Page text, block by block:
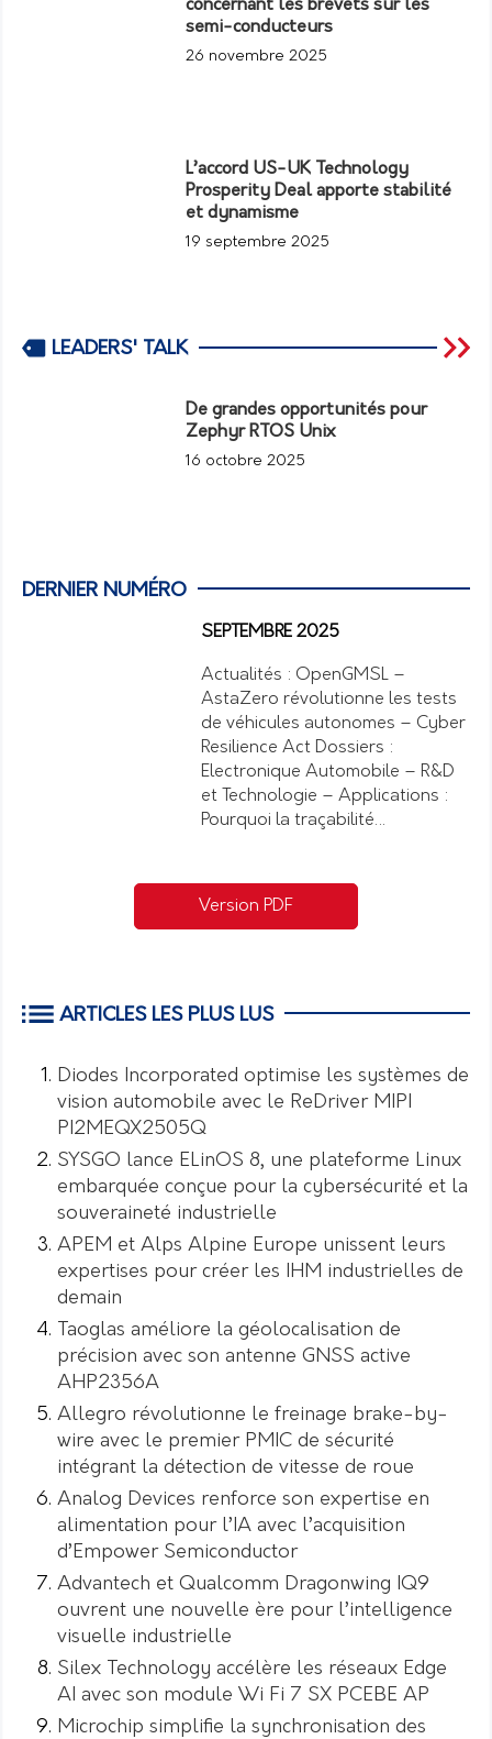
concernant les brevets sur les
semi-conducteurs
26 novembre 2025
L’accord US-UK Technology
Prosperity Deal apporte stabilité
et dynamisme
19 septembre 2025
LEADERS' TALK
De grandes opportunités pour
Zephyr RTOS Unix
16 octobre 2025
DERNIER NUMÉRO
SEPTEMBRE 2025
Actualités : OpenGMSL –
AstaZero révolutionne les tests
de véhicules autonomes – Cyber
Resilience Act Dossiers :
Electronique Automobile – R&D
et Technologie – Applications :
Pourquoi la traçabilité…
Version PDF
ARTICLES LES PLUS LUS
Diodes Incorporated optimise les systèmes de
vision automobile avec le ReDriver MIPI
PI2MEQX2505Q
SYSGO lance ELinOS 8, une plateforme Linux
embarquée conçue pour la cybersécurité et la
souveraineté industrielle
APEM et Alps Alpine Europe unissent leurs
expertises pour créer les IHM industrielles de
demain
Taoglas améliore la géolocalisation de
précision avec son antenne GNSS active
AHP2356A
Allegro révolutionne le freinage brake-by-
wire avec le premier PMIC de sécurité
intégrant la détection de vitesse de roue
Analog Devices renforce son expertise en
alimentation pour l’IA avec l’acquisition
d’Empower Semiconductor
Advantech et Qualcomm Dragonwing IQ9
ouvrent une nouvelle ère pour l’intelligence
visuelle industrielle
Silex Technology accélère les réseaux Edge
AI avec son module Wi Fi 7 SX PCEBE AP
Microchip simplifie la synchronisation des